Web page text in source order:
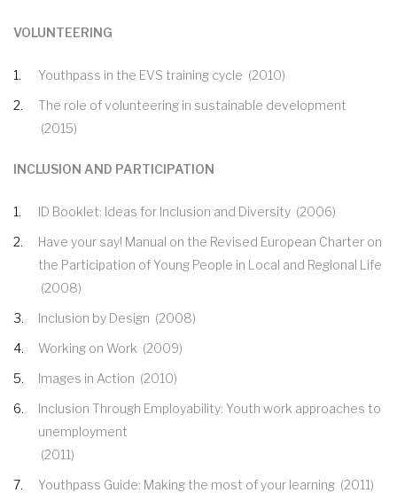
VOLUNTEERING
Youthpass in the EVS training cycle (2010)
The role of volunteering in sustainable development
(2015)
INCLUSION AND PARTICIPATION
ID Booklet: Ideas for Inclusion and Diversity (2006)
Have your say! Manual on the Revised European Charter on
the Participation of Young People in Local and Regional Life
(2008)
Inclusion by Design (2008)
Working on Work (2009)
Images in Action (2010)
Inclusion Through Employability: Youth work approaches to
unemployment
(2011)
Youthpass Guide: Making the most of your learning (2011)